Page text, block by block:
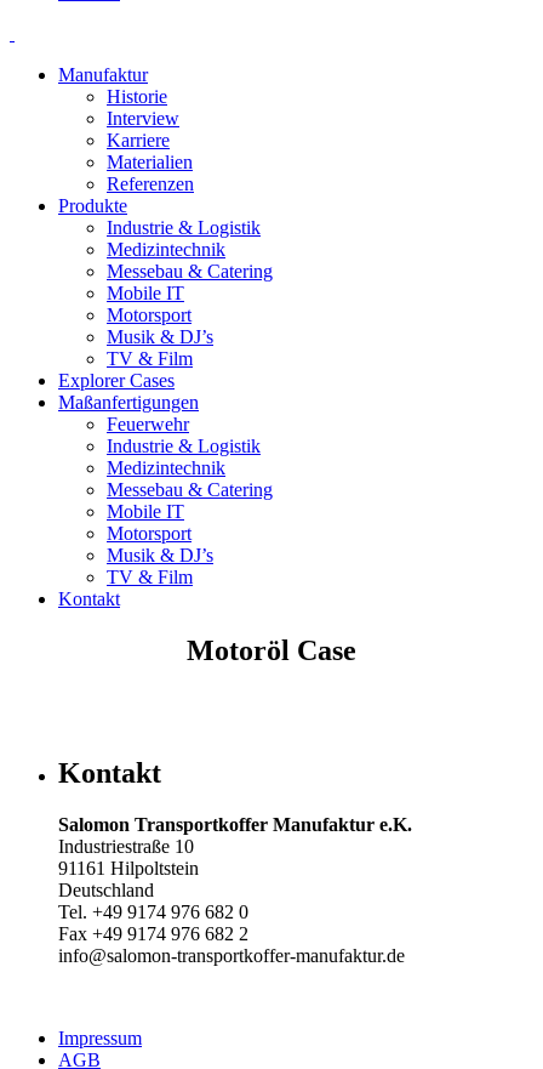
Manufaktur
Historie
Interview
Karriere
Materialien
Referenzen
Produkte
Industrie & Logistik
Medizintechnik
Messebau & Catering
Mobile IT
Motorsport
Musik & DJ’s
TV & Film
Explorer Cases
Maßanfertigungen
Feuerwehr
Industrie & Logistik
Medizintechnik
Messebau & Catering
Mobile IT
Motorsport
Musik & DJ’s
TV & Film
Kontakt
Motoröl Case
Kontakt
Salomon Transportkoffer Manufaktur e.K.
Industriestraße 10
91161 Hilpoltstein
Deutschland
Tel. +49 9174 976 682 0
Fax +49 9174 976 682 2
info@salomon-transportkoffer-manufaktur.de
Impressum
AGB